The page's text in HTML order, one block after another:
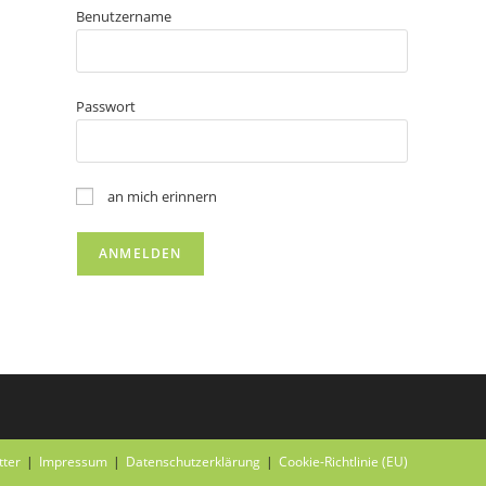
Benutzername
Passwort
an mich erinnern
Impressum Datenschutzerklärung Cookie-Richtlinie (EU)